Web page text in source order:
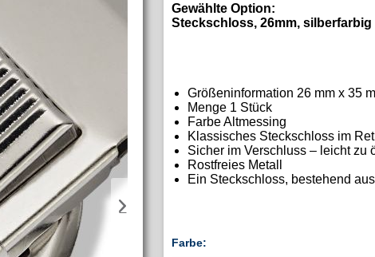
Gewählte Option:
Steckschloss, 26mm, silberfarbig
Größeninformation 26 mm x 35
Menge 1 Stück
Farbe Altmessing
Klassisches Steckschloss im
Sicher im Verschluss – leicht zu
Rostfreies Metall
Ein Steckschloss, bestehend
Farbe: